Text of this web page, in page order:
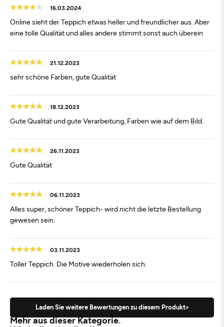
16.03.2024
Online sieht der Teppich etwas heller und freundlicher aus. Aber
eine tolle Qualität und alles andere stimmt sonst auch überein
21.12.2023
sehr schöne Farben, gute Qualität
18.12.2023
Gute Qualität und gute Verarbeitung, Farben wie auf dem Bild.
26.11.2023
Gute Qualität
06.11.2023
Alles super, schöner Teppich- wird nicht die letzte Bestellung
gewesen sein.
03.11.2023
Toller Teppich. Die Motive wiederholen sich.
Laden Sie weitere Bewertungen zu diesem Produkt>
Mehr aus dieser Kategorie